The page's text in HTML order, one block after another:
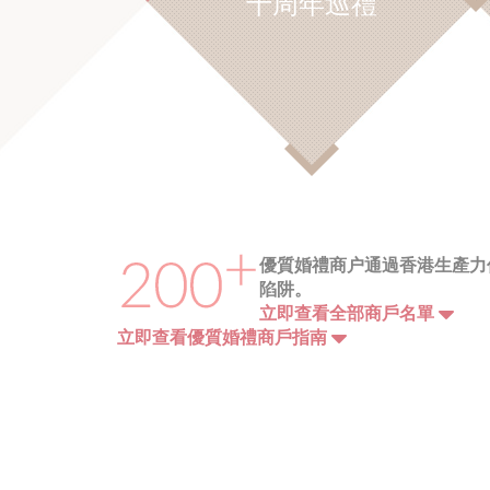
優質婚禮商户通過香港生產
陷阱。
立即查看全部商戶名單
立即查看優質婚禮商戶指南